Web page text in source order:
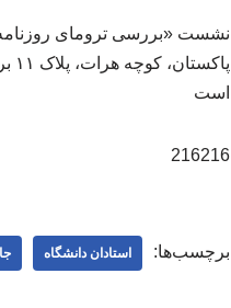
است
216216
برچسب‌ها: استادان دانشگاه